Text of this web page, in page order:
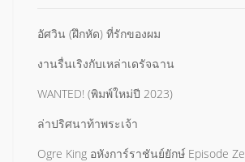
อัศวิน (ฝึกหัด) ที่รักของผม
งานรื่นเริงกับเหล่าเดรัจฉาน
WANTED! (พิมพ์ใหม่ปี 2023)
ล่าปริศนาท้าพระเจ้า
Ogre King อหังการ์ราชันย์ยักษ์ Episode